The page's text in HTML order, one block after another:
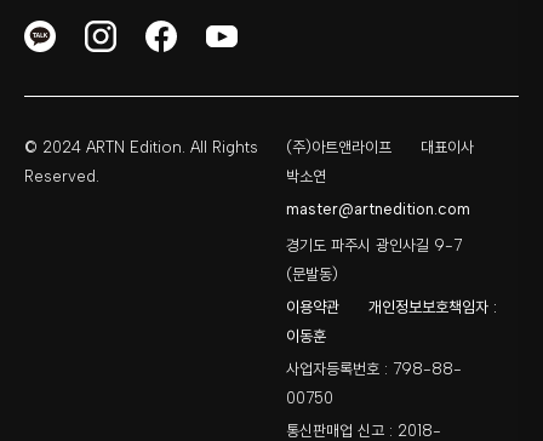
© 2024 ARTN Edition. All Rights
Reserved.
(주)아트앤라이프
대표이사
박소연
master@artnedition.com
경기도 파주시 광인사길 9-7
(문발동)
이용약관
개인정보보호책임자 :
이동훈
사업자등록번호 : 798-88-
00750
통신판매업 신고 : 2018-